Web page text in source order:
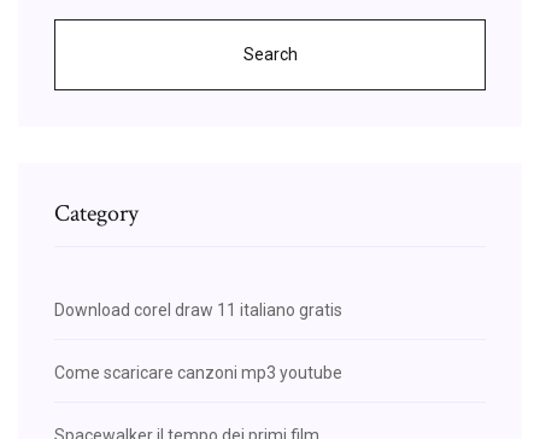
Search
Category
Download corel draw 11 italiano gratis
Come scaricare canzoni mp3 youtube
Spacewalker il tempo dei primi film